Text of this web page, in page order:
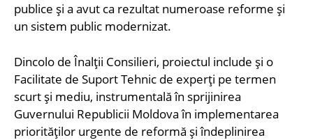
publice și a avut ca rezultat numeroase reforme și
un sistem public modernizat.
Dincolo de Înalții Consilieri, proiectul include și o
Facilitate de Suport Tehnic de experți pe termen
scurt și mediu, instrumentală în sprijinirea
Guvernului Republicii Moldova în implementarea
priorităților urgente de reformă și îndeplinirea